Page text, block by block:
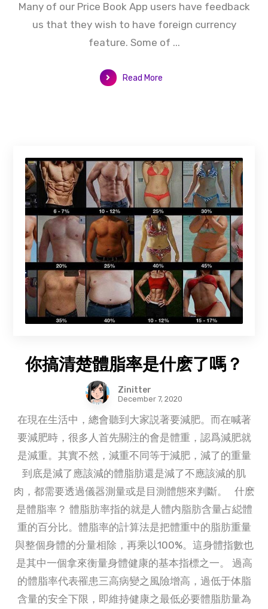
Many of our Price Book App users have feedback
us that they wish to have foreign currency
feature. Some of ...
Read More
你搞清楚體脂率是什麽了嗎？
Zinitter
December 7, 2020
在現在生活中，總會聽到大家説著要減肥。而在喊著
要減肥時，很多人首先關注的會是體重，認爲減肥就
是減重。其實不然，減重不同等于減肥，減了的重量
到底是減了應該減的體脂肪還是減了不應該減的肌
肉，都需要透過儀器測量或是目測體態來判斷。 什麽
是體脂率？ 體脂肪率指的就是人體内脂肪含量占縂體
重的百分比。體脂率的計算法是把體重中的脂肪重量
與整個身體的分量相除，再乘以100%。這身體指數也
是其中一個拿來衡量身體健康的基本指標之一。 過高
的體脂率代表罹患三高病變之風險增高，過低于体脂
含量的安全下限，即維持健康之最低必要體脂肪量為